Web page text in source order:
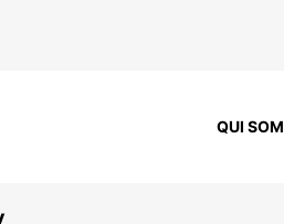
QUI SOM